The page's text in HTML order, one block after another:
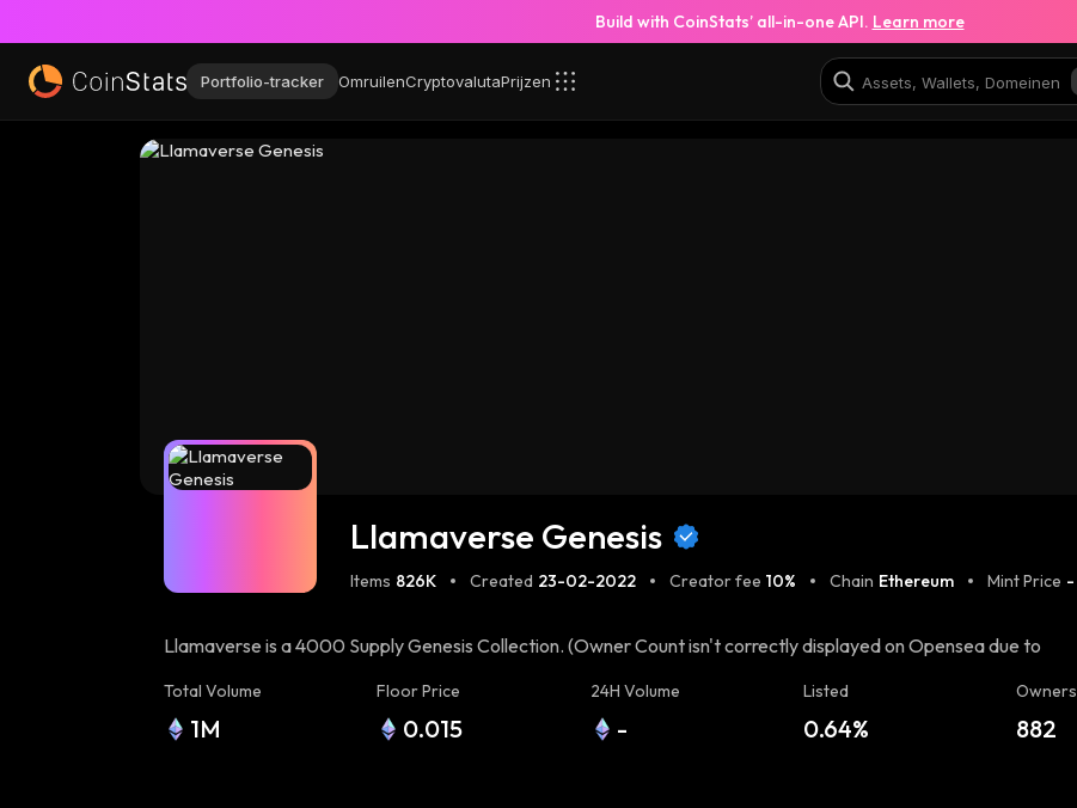
Build with CoinStats’ all-in-one API. Learn more
Portfolio-tracker OmruilenCryptovalutaPrijzen
Llamaverse Genesis
Items 826K Created 23-02-2022 Creator fee 10% Chain Ethereum Mint Price -
Llamaverse is a 4000 Supply Genesis Collection. (Owner Count isn't correctly displayed on Opensea due to
Website HERE](https://llamaverse.io) Made up of 3500 Static Llamas and 500 Animated 1:1 Llamas. $SPIT
Token + Utility + Tools + Connections + Metaverse Expansion + Breeding + Gamification + Alpha [Twitter]
Total Volume
1M
Floor Price
0.015
24H Volume
-
Listed
0.64%
Owners
882